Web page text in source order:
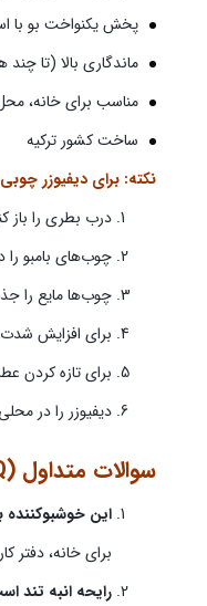
پخش یکنواخت بو با
ماندگاری بالا (تا چند
مناسب برای خانه،
ساخت کشور ترکیه
نکته: برای دیفیوزر
درب بطری را باز
چوب‌های بامبو را
چوب‌ها مایع را
برای افزایش
برای تازه کردن
دیفیوزر را در
سوالات متداول (FAQ):
این
برای خانه، دفتر
رایحه انبه تند